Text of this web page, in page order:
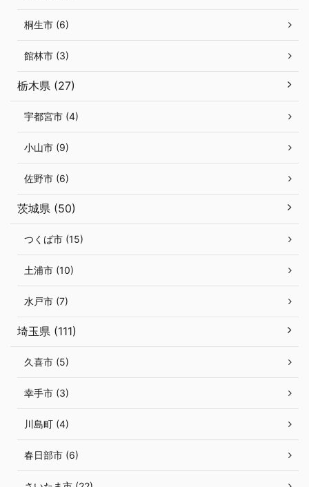
桐生市 (6)
館林市 (3)
栃木県 (27)
宇都宮市 (4)
小山市 (9)
佐野市 (6)
茨城県 (50)
つくば市 (15)
土浦市 (10)
水戸市 (7)
埼玉県 (111)
久喜市 (5)
幸手市 (3)
川島町 (4)
春日部市 (6)